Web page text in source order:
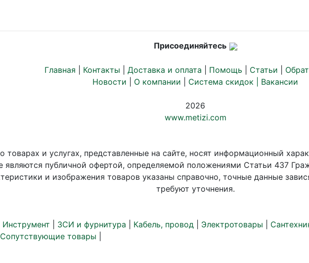
Присоединяйтесь
Главная Контакты Доставка и оплата Помощь Статьи
Новости
О компании Система скидок | Вакансии
2026
www.metizi.com
товарах и услугах, представленные на сайте, носят информационный
являются публичной офертой, определяемой положениями Статьи 437
и изображения товаров указаны справочно, точные данные
требуют уточнения.
Инструмент ЗСИ и фурнитура Кабель, провод Электротовары
Сопутствующие товары